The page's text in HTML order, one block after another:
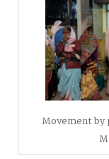
Movement by